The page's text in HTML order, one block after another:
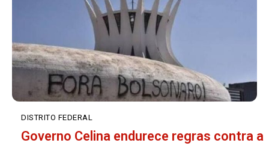
DISTRITO FEDERAL
Governo Celina endurece regras contra a